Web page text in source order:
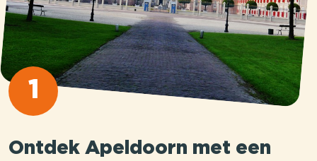
1
Ontdek Apeldoorn met een